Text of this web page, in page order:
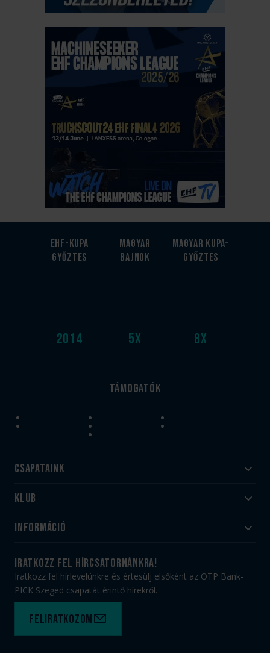
EHF-Kupa
győztes
2014
Magyar
bajnok
5x
Magyar kupa-
győztes
8x
Támogatók
Csapataink
Felnőtt
Utánpótlás
Klub
#HandballFamily
Munkatársaink
PICK Aréna
Sajtóakkreditáció
Információ
Jegy- és bérletvásárlás
Webshop
Adatvédelem
Felhasználási feltételek
Kapcsolat
iratkozz fel hírcsatornánkra!
Iratkozz fel hírlevelünkre és értesülj elsőként az OTP Bank-
PICK Szeged csapatát érintő hírekről.
Feliratkozom